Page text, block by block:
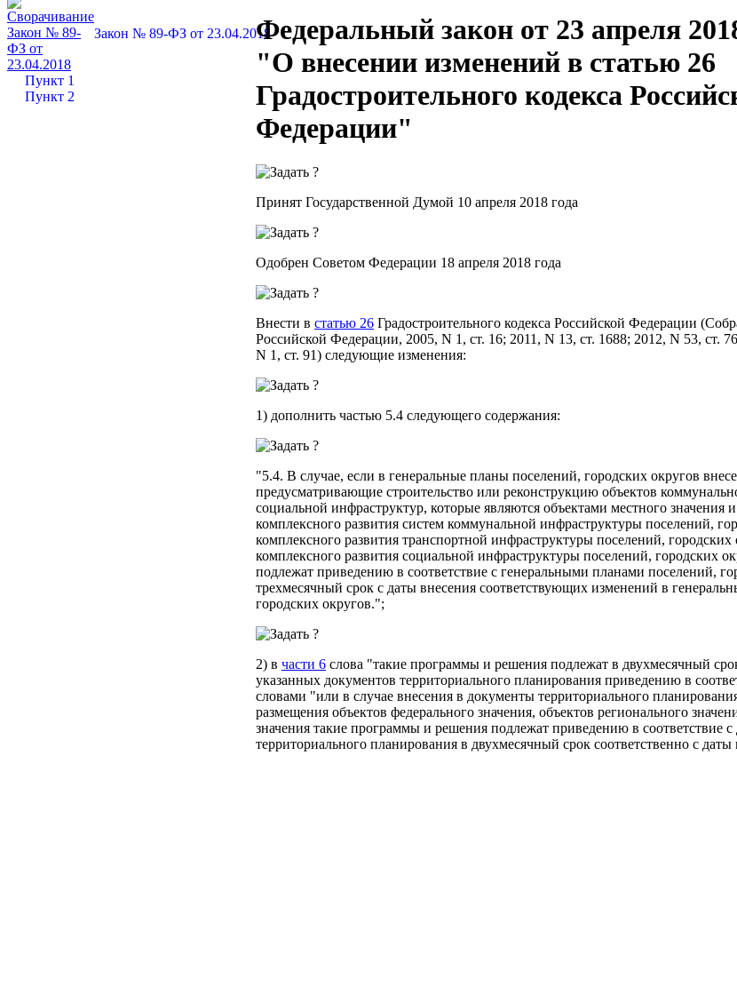
Закон № 89-ФЗ от 23.04.2018
Пункт 1
Пункт 2
Федеральный закон от 23 апреля
"О внесении изменений в статью 26
Градостроительного кодекса
Федерации"
Принят Государственной Думой 10 апреля 2018 года
Одобрен Советом Федерации 18 апреля 2018 года
Внести в статью 26 Градостроительного кодекса Российской Федерации
Российской Федерации, 2005, N 1, ст. 16; 2011, N 13, ст. 1688; 2012, N 53, ст.
N 1, ст. 91) следующие изменения:
1) дополнить частью 5.4 следующего содержания:
"5.4. В случае, если в генеральные планы поселений, городских округов
предусматривающие строительство или реконструкцию объектов
социальной инфраструктур, которые являются объектами местного
комплексного развития систем коммунальной инфраструктуры поселений,
комплексного развития транспортной инфраструктуры поселений,
комплексного развития социальной инфраструктуры поселений, городских
подлежат приведению в соответствие с генеральными планами поселений,
трехмесячный срок с даты внесения соответствующих изменений в
городских округов.";
2) в части 6 слова "такие программы и решения подлежат в двухмесячный
указанных документов территориального планирования приведению в
словами "или в случае внесения в документы территориального
размещения объектов федерального значения, объектов регионального
значения такие программы и решения подлежат приведению в соответствие
территориального планирования в двухмесячный срок соответственно с